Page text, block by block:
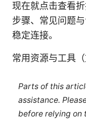
现在就点击查看
步骤、常见问题
稳定连接。
常用资源与工具
Parts of this
assistance.
before relying on